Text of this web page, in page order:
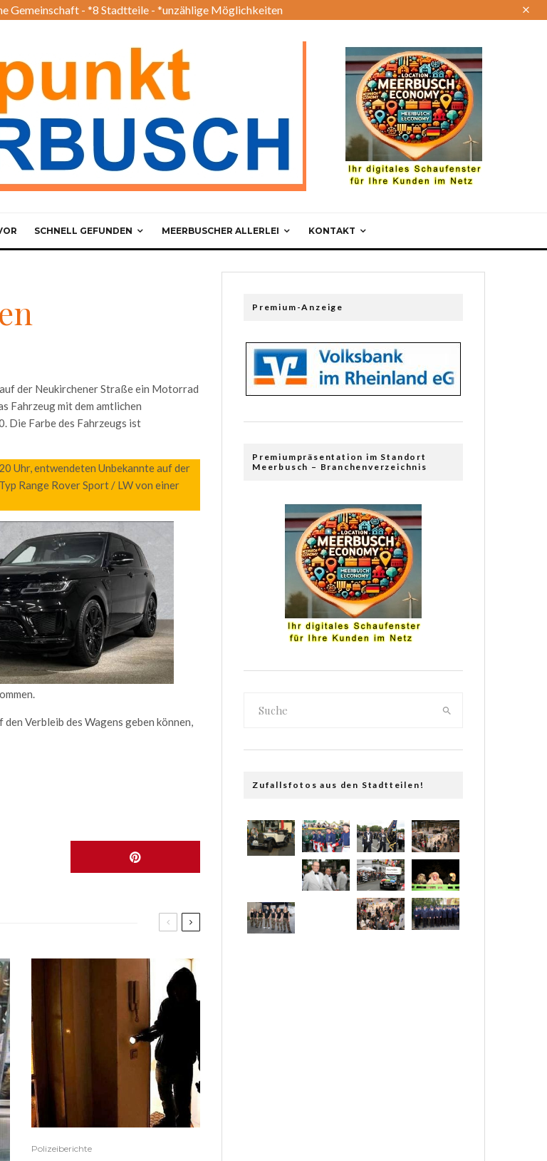
Gemeinschaft - *8 Stadtteile - *unzählige Möglichkeiten
SCHNELL GEFUNDEN MEERBUSCHER ALLERLEI KONTAKT
der Neukirchener Straße ein Motorrad
Fahrzeug mit dem amtlichen
Die Farbe des Fahrzeugs ist
Uhr, entwendeten Unbekannte auf der
Range Rover Sport / LW von einer
Verbleib des Wagens geben können,
Polizeiberichte
Premium-Anzeige
Premiumpräsentation im Standort
Meerbusch – Branchenverzeichnis
Zufallsfotos aus den Stadtteilen!